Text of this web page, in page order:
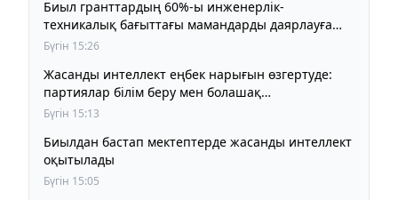
Биыл гранттардың 60%-ы инженерлік-
техникалық бағыттағы мамандарды даярлауға
беріледі
Бүгін 15:26
Жасанды интеллект еңбек нарығын өзгертуде:
партиялар білім беру мен болашақ
мамандықтарды талқылады
Бүгін 15:13
Биылдан бастап мектептерде жасанды интеллект
оқытылады
Бүгін 15:05